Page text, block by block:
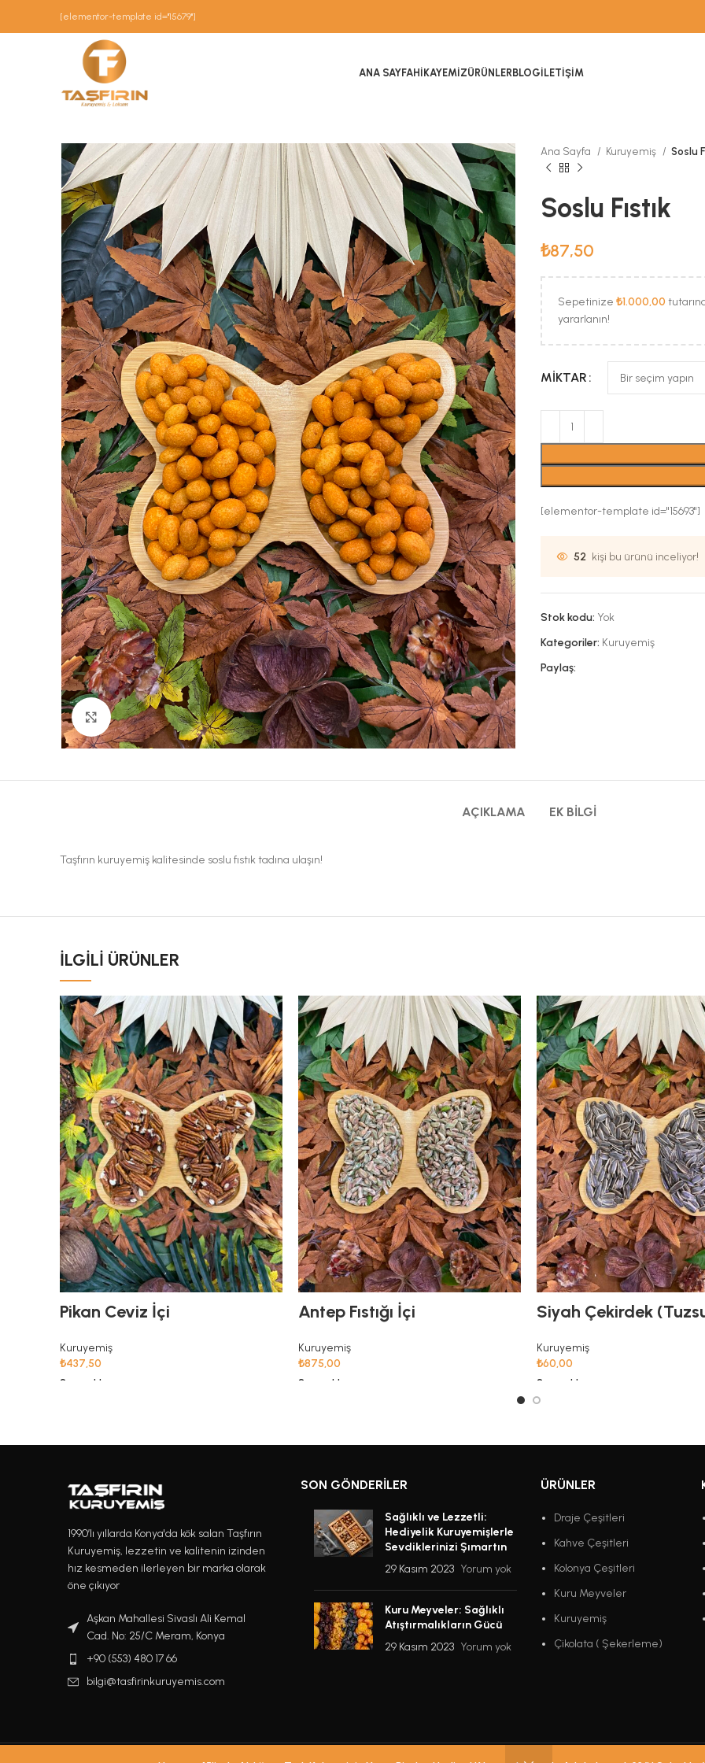
[elementor-template id="15679"]
ANA SAYFAHIKAYEMIZÜRÜNLERBLOGİLETIŞIM
Büyük Fotoğraf
Ana Sayfa Kuruyemiş Soslu
Soslu Fıstık
₺87,50
Sepetinize ₺1.000,00
yararlanın!
MIKTAR
[elementor-template id="15693"]
52 kişi bu ürünü inceliyor!
Stok kodu: Yok
Kategoriler: Kuruyemiş
Paylaş:
AÇIKLAMA EK BILGI
Taşfırın kuruyemiş kalitesinde soslu fıstık tadına ulaşın!
İLGILI ÜRÜNLER
Pikan Ceviz İçi
Kuruyemiş
₺437,50
Seçenekler
Antep Fıstığı İçi
Kuruyemiş
₺875,00
Seçenekler
Siyah Çekirdek
Kuruyemiş
₺60,00
Seçenekler
1990’lı yıllarda Konya'da kök salan Taşfırın
Kuruyemiş, lezzetin ve kalitenin izinden
hız kesmeden ilerleyen bir marka olarak
öne çıkıyor
Aşkan Mahallesi Sivaslı Ali Kemal
Cad. No: 25/C Meram, Konya
+90 (553) 480 17 66
bilgi@tasfirinkuruyemis.com
SON GÖNDERILER
Sağlıklı ve Lezzetli:
Hediyelik Kuruyemişlerle
Sevdiklerinizi Şımartın
29 Kasım 2023 Yorum yok
Kuru Meyveler: Sağlıklı
Atıştırmalıkların Gücü
29 Kasım 2023 Yorum yok
ÜRÜNLER
Draje Çeşitleri
Kahve Çeşitleri
Kolonya Çeşitleri
Kuru Meyveler
Kuruyemiş
Çikolata ( Şekerleme)